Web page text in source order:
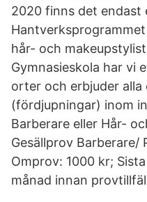
2020 finns det endast
hår- och
Gymnasieskola har vi
orter och erbjuder alla
(fördjupningar) inom
Barberare eller Hår-
Gesällprov Barberare/
Omprov: 1000 kr;
månad innan